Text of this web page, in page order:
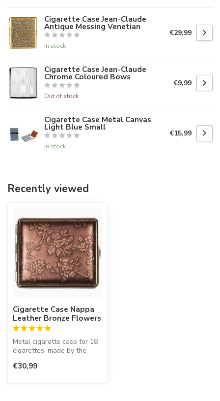
Cigarette Case Jean-Claude
Antique Messing Venetian
In stock
€29,99
Cigarette Case Jean-Claude
Chrome Coloured Bows
Out of stock
€9,99
Cigarette Case Metal Canvas
Light Blue Small
In stock
€15,99
Recently viewed
Cigarette Case Nappa
Leather Bronze Flowers
Metal cigarette case for 18
cigarettes, made by the
Vom Ho...
€30,99